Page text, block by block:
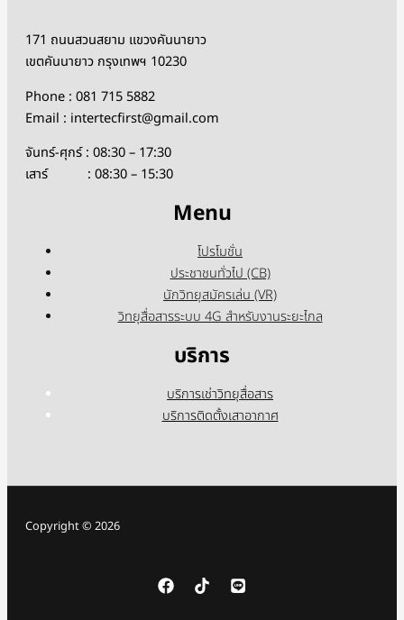
171 ถนนสวนสยาม แขวงคันนายาว
เขตคันนายาว กรุงเทพฯ 10230
Phone : 081 715 5882
Email : intertecfirst@gmail.com
จันทร์-ศุกร์ : 08:30 – 17:30
เสาร์ : 08:30 – 15:30
Menu
โปรโมชั่น
ประชาชนทั่วไป (CB)
นักวิทยุสมัครเล่น (VR)
วิทยุสื่อสารระบบ 4G สำหรับงานระยะไกล
บริการ
บริการเช่าวิทยุสื่อสาร
บริการติดตั้งเสาอากาศ
Copyright © 2026